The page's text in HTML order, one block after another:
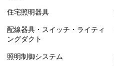
住宅照明器具
配線器具・スイッチ・ライティ
ングダクト
照明制御システム